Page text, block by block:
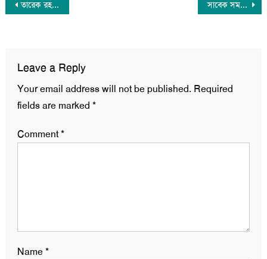
Post
তারেক রহমানের নাম অজু করে উচ্চারণ করবেন : বরকত উল্লাহ বুলু সাবেক সমন্বয়কদের নয়া সংগঠন ‘গণতান্ত্রিক ছাত্র সংসদ’র আত্মপ্রকাশ
Leave a Reply
Your email address will not be published. Required
fields are marked *
Comment*
Name*